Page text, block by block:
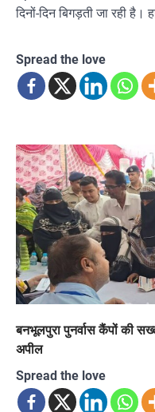
दिनों-दिन बिगड़ती जा रही है।
Spread the love
बनभूलपुरा पुनर्वास कैंपों की
अपील
Spread the love